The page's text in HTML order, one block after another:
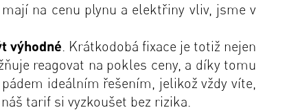
na cenu plynu a elektřiny vliv, jsme v
výhodné. Krátkodobá fixace je totiž nejen
reagovat na pokles ceny, a díky tomu
ideálním řešením, jelikož vždy víte,
tarif si vyzkoušet bez rizika.